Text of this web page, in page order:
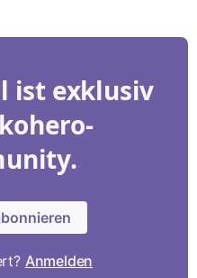
ist exklusiv
Anmelden